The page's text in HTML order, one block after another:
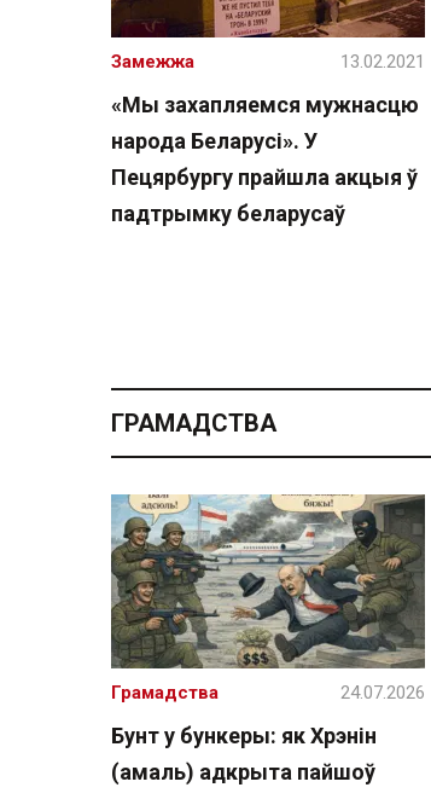
«Мы захапляемся мужнасцю
народа Беларусі». У
Пецярбургу прайшла акцыя ў
падтрымку беларусаў
Замежжа 13.02.2021
ГРАМАДСТВА
Бунт у бункеры: як Хрэнін
(амаль) адкрыта пайшоў
Грамадства 24.07.2026